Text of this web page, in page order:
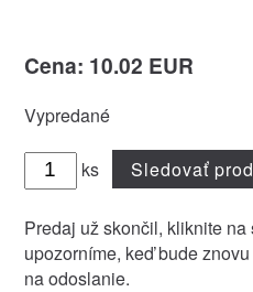
Cena: 10.02 EUR
Vypredané
ks Sledovať
Predaj už skončil, kliknite na
upozorníme, keď bude
na odoslanie.